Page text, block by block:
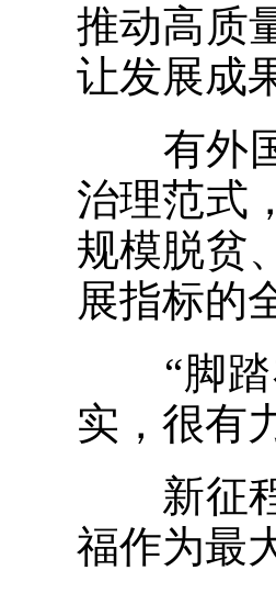
推动高质
让发展成
有外国
治理范式
规模脱贫
展指标的
“脚踏
实，很有
新征程
福作为最